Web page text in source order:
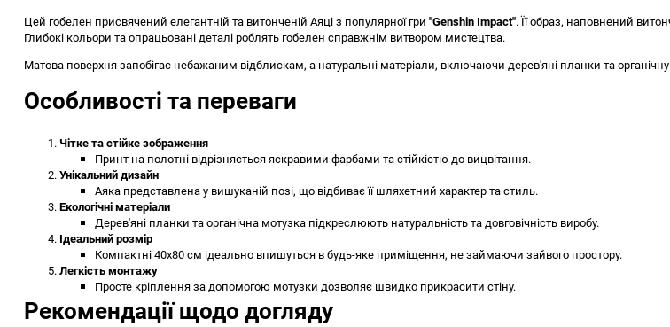
Цей гобелен присвячений елегантній та витонченій Аяці з популярної гри "Genshin Impact". Її образ, наповнений
Глибокі кольори та опрацьовані деталі роблять гобелен справжнім витвором мистецтва.
Матова поверхня запобігає небажаним відблискам, а натуральні матеріали, включаючи дерев'яні планки та органічну
Особливості та переваги
Чітке та стійке зображення
Принт на полотні відрізняється яскравими фарбами та стійкістю до вицвітання.
Унікальний дизайн
Аяка представлена у вишуканій позі, що відбиває її шляхетний характер та стиль.
Екологічні матеріали
Дерев'яні планки та органічна мотузка підкреслюють натуральність та довговічність виробу.
Ідеальний розмір
Компактні 40x80 см ідеально впишуться в будь-яке приміщення, не займаючи зайвого простору.
Легкість монтажу
Просте кріплення за допомогою мотузки дозволяє швидко прикрасити стіну.
Рекомендації щодо догляду